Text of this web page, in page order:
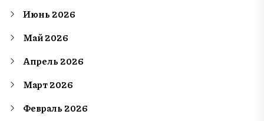
Июнь 2026
Май 2026
Апрель 2026
Март 2026
Февраль 2026